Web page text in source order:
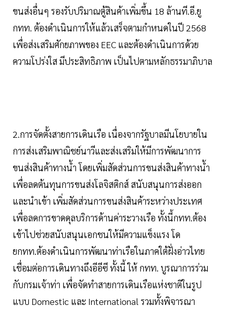
ขนส่งอื่นๆ รองรับปริมาณตู้สินค้าเพิ่มขึ้น 18 ล้านที.อี.ยู
กทท. ต้องดำเนินการให้แล้วเสร็จตามกำหนดในปี 2568
เพื่อส่งเสริมศักยภาพของ EEC และต้องดำเนินการด้วย
ความโปร่งใส มีประสิทธิภาพ เป็นไปตามหลักธรรมาภิบาล
2.การจัดตั้งสายการเดินเรือ เนื่องจากรัฐบาลมีนโยบายใน
การส่งเสริมพาณิชย์นาวีและส่งเสริมให้มีการพัฒนาการ
ขนส่งสินค้าทางน้ำ โดยเพิ่มสัดส่วนการขนส่งสินค้าทางน้ำ
เพื่อลดต้นทุนการขนส่งโลจิสติกส์ สนับสนุนการส่งออก
และนำเข้า เพิ่มสัดส่วนการขนส่งสินค้าระหว่างประเทศ
เพื่อลดการขาดดุลบริการด้านค่าระวางเรือ ทั้งนี้กทท.ต้อง
เข้าไปช่วยสนับสนุนเอกชนให้มีความแข็งแรง โด
ยกทท.ต้องดำเนินการพัฒนาท่าเรือในภาคใต้ฝั่งอ่าวไทย
เชื่อมต่อการเดินทางถึงอีอีซี ทั้งนี้ ให้ กทท. บูรณาการร่วม
กับกรมเจ้าท่า เพื่อจัดทำสายการเดินเรือแห่งชาติในรูป
แบบ Domestic และ International รวมทั้งพิจารณา